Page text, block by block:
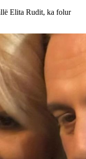
Elita Rudit, ka folur